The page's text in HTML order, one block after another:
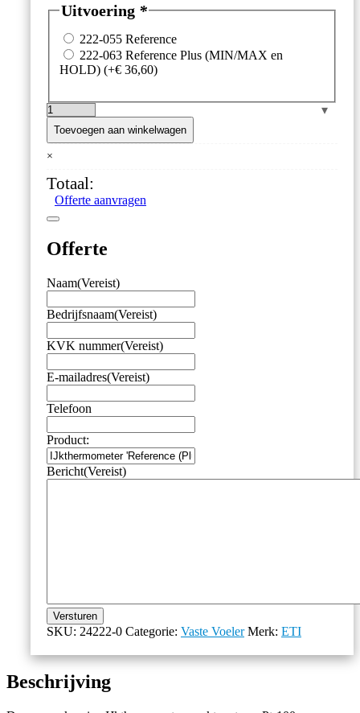
Uitvoering *
222-055 Reference
222-063 Reference Plus (MIN/MAX en
HOLD) (+€ 36,60)
IJkthermometer
'Reference
(Plus)'
–
°C
Nauwkeurig
–
5-
Kalibratierapport
aantal
Toevoegen aan winkelwagen
×
Totaal:
Offerte aanvragen
Offerte
Naam(Vereist)
Bedrijfsnaam(Vereist)
KVK nummer(Vereist)
E-mailadres(Vereist)
Telefoon
Product:
Bericht(Vereist)
Versturen
SKU: 24222-0 Categorie: Vaste Voeler Merk: ETI
Beschrijving